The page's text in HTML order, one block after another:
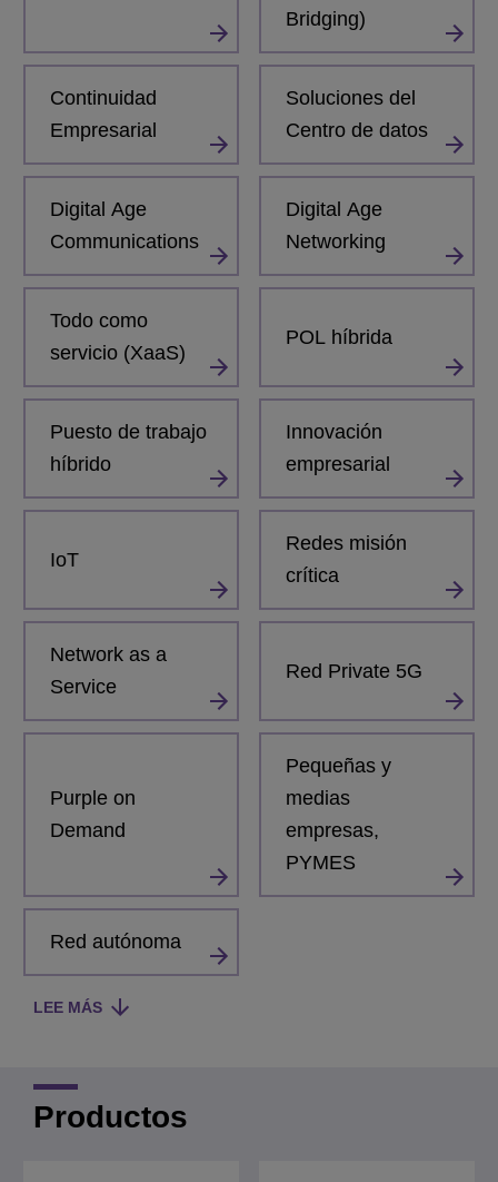
Bridging)
Continuidad
Empresarial
Soluciones del
Centro de datos
Digital Age
Communications
Digital Age
Networking
Todo como
servicio (XaaS)
POL híbrida
Puesto de trabajo
híbrido
Innovación
empresarial
IoT
Redes misión
crítica
Network as a
Service
Red Private 5G
Purple on
Demand
Pequeñas y
medias
empresas,
PYMES
Red autónoma
LEE MÁS
Productos